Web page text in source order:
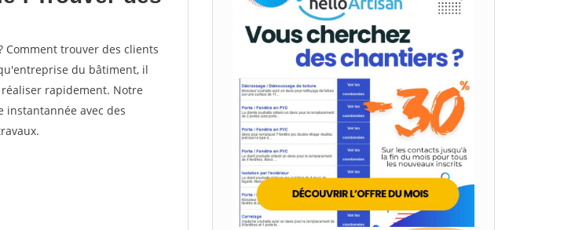
Comment trouver des clients
du bâtiment, il
rapidement. Notre
instantannée avec des